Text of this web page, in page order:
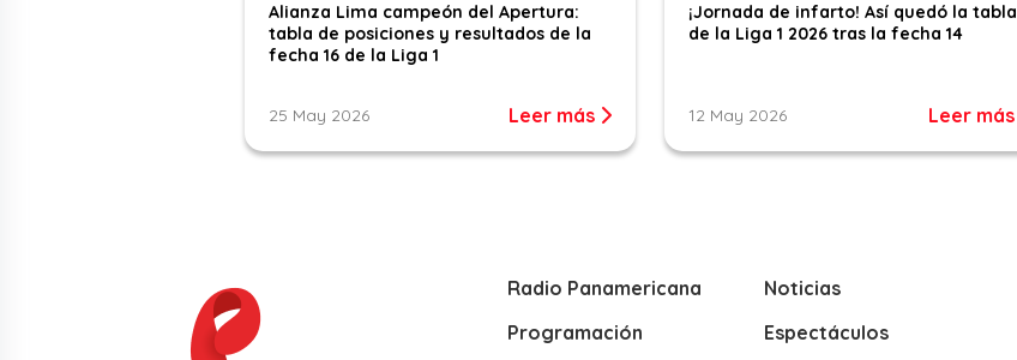
Alianza Lima campeón del Apertura:
tabla de posiciones y resultados de la
fecha 16 de la Liga 1
25 May 2026 Leer más
¡Jornada de infarto! Así quedó la tabla
de la Liga 1 2026 tras la fecha 14
12 May 2026 Leer más
Radio Panamericana
Programación
Noticias
Espectáculos